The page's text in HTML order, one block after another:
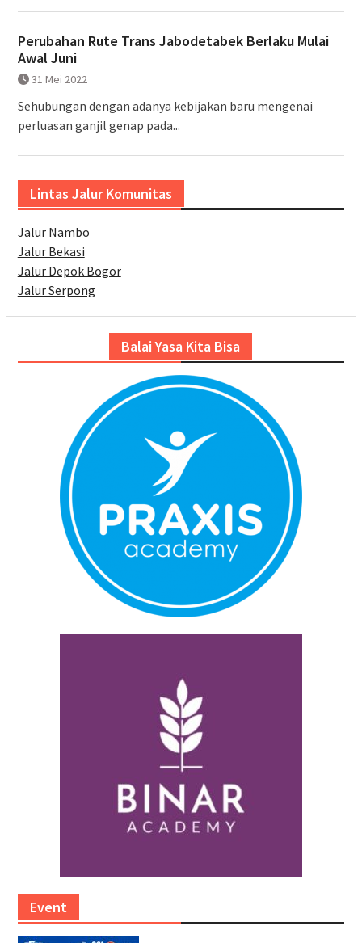
Perubahan Rute Trans Jabodetabek Berlaku Mulai
Awal Juni
31 Mei 2022
Sehubungan dengan adanya kebijakan baru mengenai
perluasan ganjil genap pada...
Lintas Jalur Komunitas
Jalur Nambo
Jalur Bekasi
Jalur Depok Bogor
Jalur Serpong
Balai Yasa Kita Bisa
Event